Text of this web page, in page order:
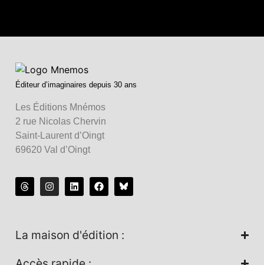
Éditeur d’imaginaires depuis 30 ans
Les Éditions Mnémos
2 rue Nicolas Chervin
Saint-Laurent d’Oingt
69620 Val d’Oingt
La maison d'édition :